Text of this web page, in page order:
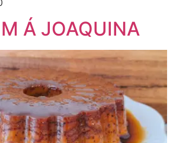
Á JOAQUINA